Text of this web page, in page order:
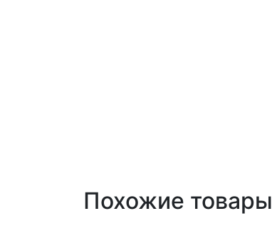
Похожие товары